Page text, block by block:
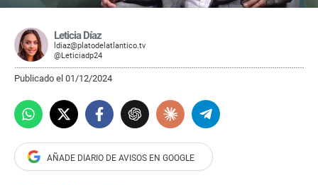
Leticia Díaz
ldiaz@platodelatlantico.tv
@Leticiadp24
Publicado el 01/12/2024